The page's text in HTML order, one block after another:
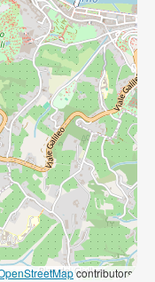
contributors